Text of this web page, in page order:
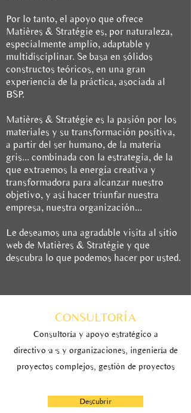
Por lo tanto, el apoyo que ofrece
Matières & Stratégie es, por naturaleza,
especialmente amplio, adaptable y
multidisciplinar. Se basa en sólidos
constructos teóricos, en una gran
experiencia de la práctica, asociada al
BSP.
Matières & Stratégie es la pasión por los
materiales y su transformación positiva,
a partir del ser humano, de la materia
gris... combinada con la estrategia, de la
que extraemos la energía creativa y
transformadora para alcanzar nuestro
objetivo, y así hacer triunfar nuestra
empresa, nuestra organización...
Le deseamos una agradable visita al sitio
web de Matières & Stratégie y que
descubra lo que podemos hacer por usted.
CONSULTORÍA
Consultoría y apoyo estratégico a
directivo·a·s y organizaciones, ingeniería de
proyectos complejos, gestión de proyectos
Descubrir